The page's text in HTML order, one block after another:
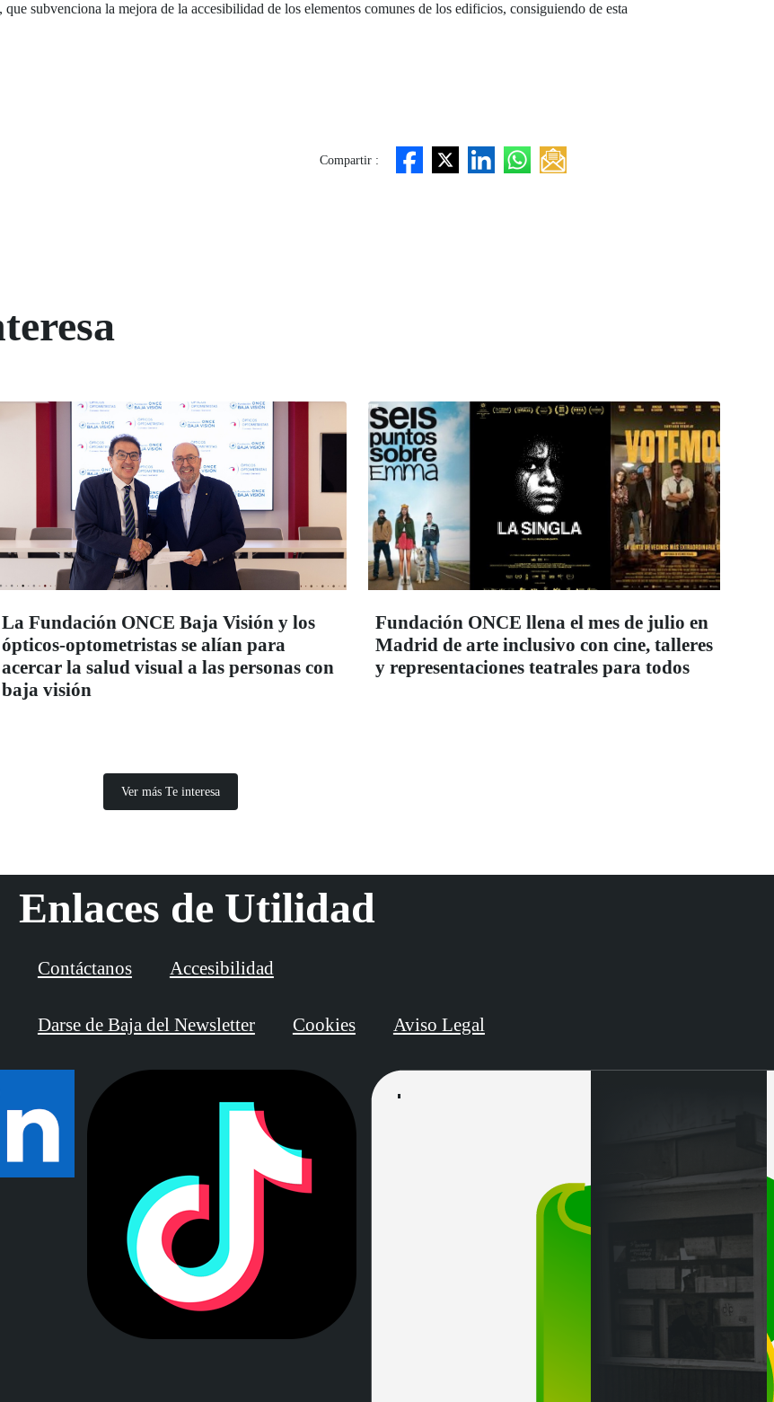
subvenciona la mejora de la accesibilidad de los elementos comunes de los edificios, consiguiendo de esta
Compartir :
La Fundación ONCE Baja Visión y los
ópticos-optometristas se alían para
acercar la salud visual a las personas con
baja visión
Fundación ONCE llena el mes de julio en
Madrid de arte inclusivo con cine, talleres
y representaciones teatrales para todos
Ver más Te interesa
Enlaces de Utilidad
Contáctanos Accesibilidad
Darse de Baja del Newsletter Cookies Aviso Legal